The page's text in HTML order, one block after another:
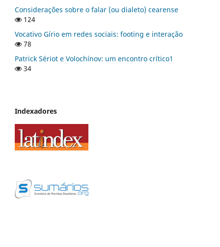
Considerações sobre o falar (ou dialeto) cearense
124
Vocativo Gírio em redes sociais: footing e interação
78
Patrick Sériot e Volochínov: um encontro crítico1
34
Indexadores